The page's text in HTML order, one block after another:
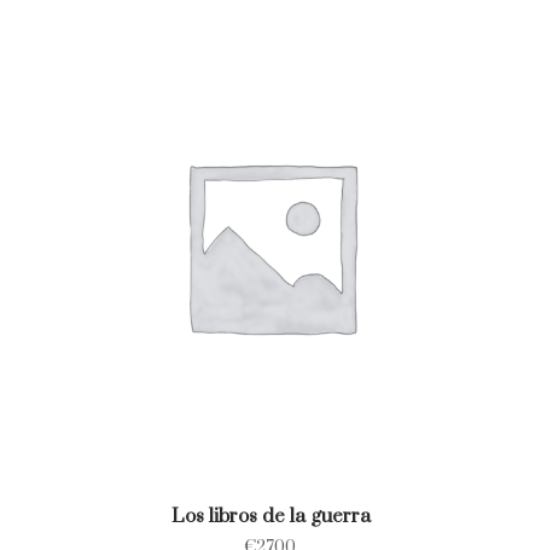
Los libros de la guerra